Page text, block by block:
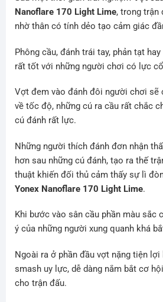
Nanoflare 170 Light Lime, trong trận
nhờ thân có tính dẻo tạo cảm giác
Phông cầu, đánh trái tay, phản tạt
rất tốt với những người chơi có lực
Vợt đem vào đánh đôi người chơi sẽ
về tốc độ, những cú ra cầu rất chắc
cú đánh rất lực.
Những người thích đánh đơn nhận
hơn sau những cú đánh, tạo ra thế
thuật khiến đối thủ cảm thấy sự lì
Yonex Nanoflare 170 Light Lime.
Khi bước vào sân cầu phần màu sắc
ý của những người xung quanh khá
Ngoài ra ở phần đầu vợt nặng tiện
smash uy lực, dễ dàng nắm bắt cơ
cho trận đấu.